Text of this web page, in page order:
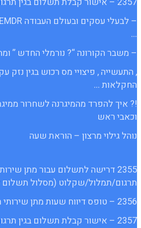
…
– משבר הקורונה “? נורמלי החדש ” ומהו ה 2021 איך
, התעשייה , פיצויי מס רכוש בגין נזק
החקלאות …
!? איך להפרד מהמיגרנה לשחרור
וכאבי ראש
נוהל גילוי מרצון – הוראת שעה
2355 דרישה לתשלום עבור מתן
תרגום/תמלול/שקלוט (מסלול תשלום
2356 – טופס דיווח שעות מתן שירותי תרגום/תמלול
2357 – אישור קבלת תשלום בגין תרגום/תמלול